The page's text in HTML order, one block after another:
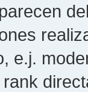
e.j.